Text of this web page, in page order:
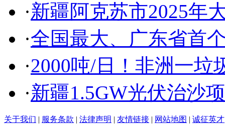
·新疆阿克苏市2025年
·全国最大、广东省首
·2000吨/日！非洲一垃
·新疆1.5GW光伏治沙
关于我们 | 服务条款 | 法律声明 | 友情链接 | 网站地图 | 诚征英才